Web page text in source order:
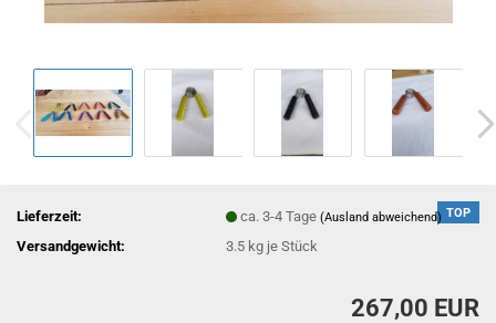
TOP
Lieferzeit: ca. 3-4 Tage(Ausland abweichend)
Versandgewicht: 3.5 kg je Stück
267,00 EUR